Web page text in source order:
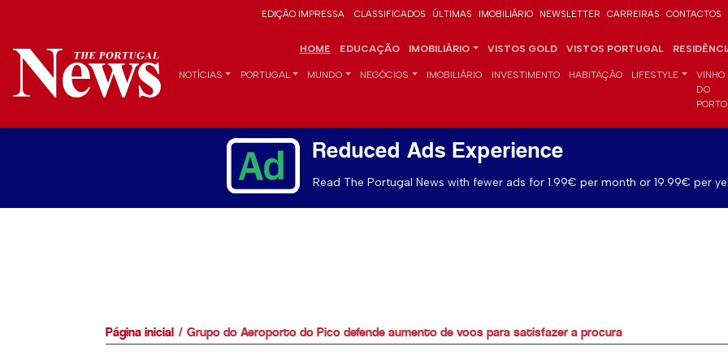
EDIÇÃO IMPRESSA CLASSIFICADOS ÚLTIMAS IMOBILIÁRIO NEWSLETTER CARREIRAS CONTACTOS
HOME EDUCAÇÃO IMOBILIÁRIO VISTOS GOLD VISTOS PORTUGAL
NOTÍCIAS PORTUGAL MUNDO NEGÓCIOS IMOBILIÁRIO INVESTIMENTO HABITAÇÃO LIFESTYLE
VINHO
DO
PORTO
Reduced Ads Experience
Read The Portugal News with fewer ads for 1.99€ per month or 19.99€ per
Página inicial Grupo do Aeroporto do Pico defende aumento de voos para satisfazer a procura